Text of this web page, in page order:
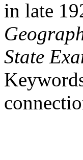
in late
State